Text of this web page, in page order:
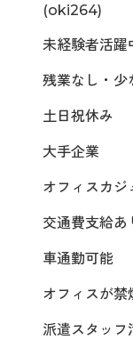
(oki264)
未経験者活躍
残業なし・少
土日祝休み
大手企業
オフィスカジ
交通費支給あ
車通勤可能
オフィスが禁
派遣スタッフ